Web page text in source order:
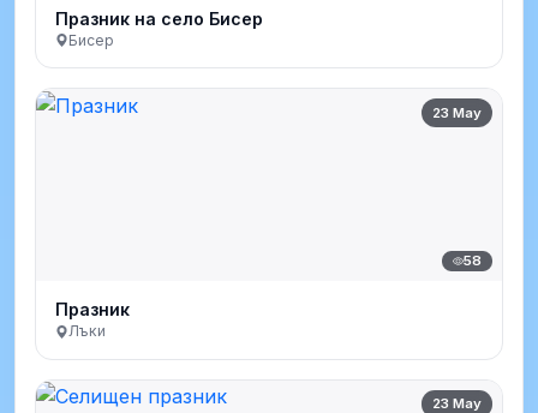
Празник на село Бисер
Бисер
23 May
58
Празник
Лъки
23 May